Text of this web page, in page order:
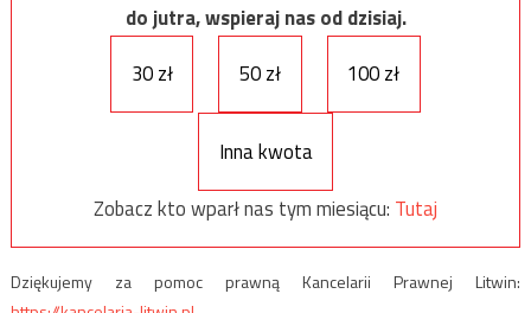
do jutra, wspieraj nas od dzisiaj.
30 zł
50 zł 100 zł
Inna kwota
Zobacz kto wparł nas tym miesiącu: Tutaj
Dziękujemy za pomoc prawną Kancelarii Prawnej Litwin: